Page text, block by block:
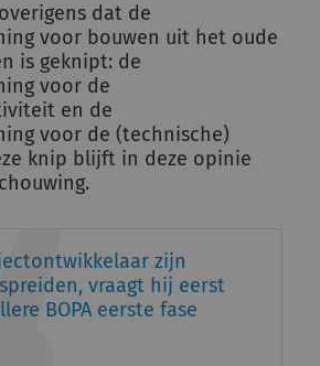
dat de
voor bouwen uit het oude
is geknipt: de
voor de
en de
voor de (technische)
knip blijft in deze opinie
zijn
vraagt hij eerst
BOPA eerste fase